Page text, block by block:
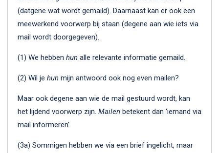
(datgene wat wordt gemaild). Daarnaast kan er ook een
meewerkend voorwerp bij staan (degene aan wie iets via
mail wordt doorgegeven).
(1) We hebben hun alle relevante informatie gemaild.
(2) Wil je hun mijn antwoord ook nog even mailen?
Maar ook degene aan wie de mail gestuurd wordt, kan
het lijdend voorwerp zijn. Mailen betekent dan ‘iemand via
mail informeren’.
(3a) Sommigen hebben we via een brief ingelicht, maar